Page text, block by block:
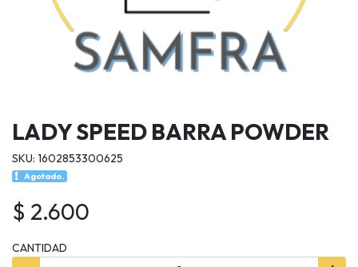
LADY SPEED BARRA POWDER
SKU: 1602853300625
Agotado.
$ 2.600
CANTIDAD